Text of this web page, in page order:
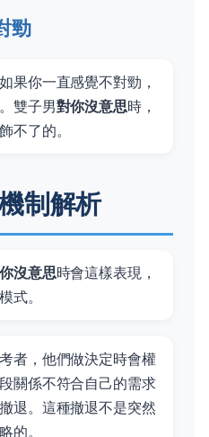
勁
果你一直感覺不對勁，
雙子男對你沒意思時，
不了的。
制解析
沒意思時會這樣表現，
式。
者，他們做決定時會權
關係不符合自己的需求
退。這種撤退不是突然
的。